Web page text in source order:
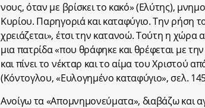
νους, όταν με βρίσκει το κακό» (Ελύτης),
Κυρίου. Παρηγοριά και καταφύγιο. Την ρήση
χρειάζεται», έτσι την κατανοώ. Τούτη η χώρα
μια πατρίδα «που θράφηκε και θρέφεται με
και πίνει το νέκταρ και το αίμα του Χριστού
(Κόντογλου, «Ευλογημένο καταφύγιο», σελ.
Ανοίγω τα «Απομνημονεύματα», διαβάζω και